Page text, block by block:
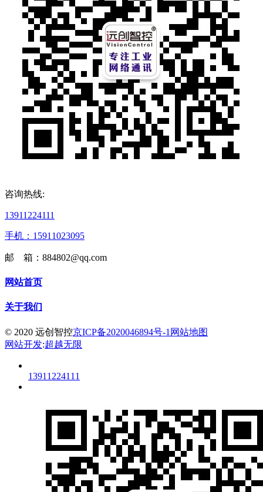
咨询热线:
13911224111
手机：15911023095
邮 箱：884802@qq.com
网站首页
关于我们
© 2020 远创智控京ICP备2020046894号-1 网站地图
网站开发:超越无限
13911224111